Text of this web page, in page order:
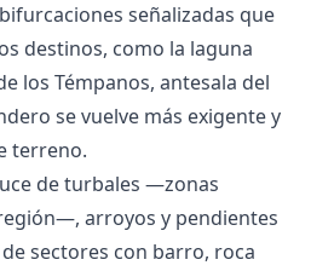
señalizadas que
destinos, como la laguna
los Témpanos, antesala del
se vuelve más exigente y
terreno.
de turbales —zonas
arroyos y pendientes
sectores con barro, roca